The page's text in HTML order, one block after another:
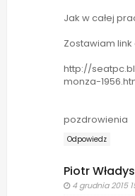
Jak w całej
Zostawiam
http://
monza-
pozdrowienia
Odpowiedz
Piotr
4 grudnia 2015